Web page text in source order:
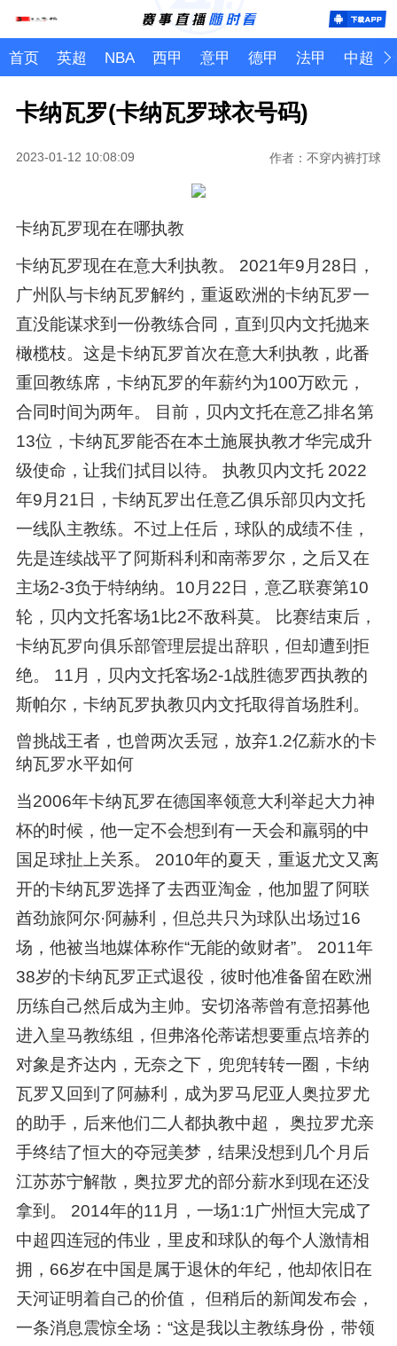
首页 英超 NBA 西甲 意甲 德甲 法甲 中超
卡纳瓦罗(卡纳瓦罗球衣号码)
2023-01-12 10:08:09 作者：不穿内裤打球
卡纳瓦罗现在在哪执教
卡纳瓦罗现在在意大利执教。 2021年9月28日，
广州队与卡纳瓦罗解约，重返欧洲的卡纳瓦罗一
直没能谋求到一份教练合同，直到贝内文托抛来
橄榄枝。这是卡纳瓦罗首次在意大利执教，此番
重回教练席，卡纳瓦罗的年薪约为100万欧元，
合同时间为两年。 目前，贝内文托在意乙排名第
13位，卡纳瓦罗能否在本土施展执教才华完成升
级使命，让我们拭目以待。 执教贝内文托 2022
年9月21日，卡纳瓦罗出任意乙俱乐部贝内文托
一线队主教练。不过上任后，球队的成绩不佳，
先是连续战平了阿斯科利和南蒂罗尔，之后又在
主场2-3负于特纳纳。10月22日，意乙联赛第10
轮，贝内文托客场1比2不敌科莫。 比赛结束后，
卡纳瓦罗向俱乐部管理层提出辞职，但却遭到拒
绝。 11月，贝内文托客场2-1战胜德罗西执教的
斯帕尔，卡纳瓦罗执教贝内文托取得首场胜利。
曾挑战王者，也曾两次丢冠，放弃1.2亿薪水的卡
纳瓦罗水平如何
当2006年卡纳瓦罗在德国率领意大利举起大力神
杯的时候，他一定不会想到有一天会和羸弱的中
国足球扯上关系。 2010年的夏天，重返尤文又离
开的卡纳瓦罗选择了去西亚淘金，他加盟了阿联
酋劲旅阿尔·阿赫利，但总共只为球队出场过16
场，他被当地媒体称作“无能的敛财者”。 2011年
38岁的卡纳瓦罗正式退役，彼时他准备留在欧洲
历练自己然后成为主帅。安切洛蒂曾有意招募他
进入皇马教练组，但弗洛伦蒂诺想要重点培养的
对象是齐达内，无奈之下，兜兜转转一圈，卡纳
瓦罗又回到了阿赫利，成为罗马尼亚人奥拉罗尤
的助手，后来他们二人都执教中超， 奥拉罗尤亲
手终结了恒大的夺冠美梦，结果没想到几个月后
江苏苏宁解散，奥拉罗尤的部分薪水到现在还没
拿到。 2014年的11月，一场1:1广州恒大完成了
中超四连冠的伟业，里皮和球队的每个人激情相
拥，66岁在中国是属于退休的年纪，他却依旧在
天河证明着自己的价值， 但稍后的新闻发布会，
一条消息震惊全场：“这是我以主教练身份，带领